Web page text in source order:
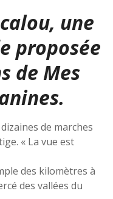
une
proposée
de Mes
.
de marches
« La vue est
des kilomètres à
des vallées du